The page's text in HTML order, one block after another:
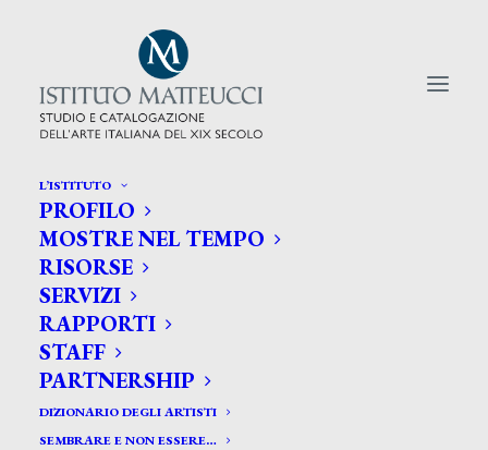
L’ISTITUTO
PROFILO
MOSTRE NEL TEMPO
RISORSE
SERVIZI
RAPPORTI
STAFF
PARTNERSHIP
DIZIONARIO DEGLI ARTISTI
SEMBRARE E NON ESSERE…
CERCA TRA GLI ARTISTI:
Search
for: